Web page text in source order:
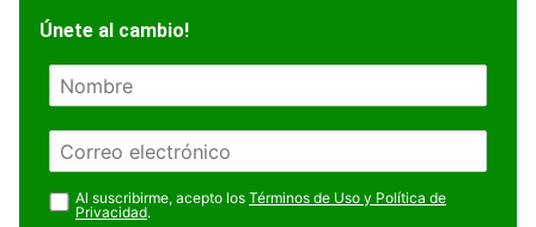
Únete al cambio!
N
m
r
e
E
m
a
i
Al suscribirme, acepto los Términos de Uso y Política de
Privacidad.